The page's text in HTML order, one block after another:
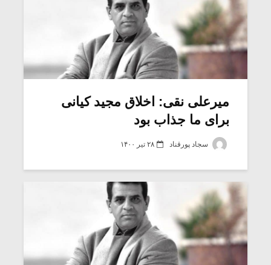
میرعلی نقی: اخلاق مجید کیانی
برای ما جذاب بود
سجاد پورقناد ۲۸ تیر ۱۴۰۰